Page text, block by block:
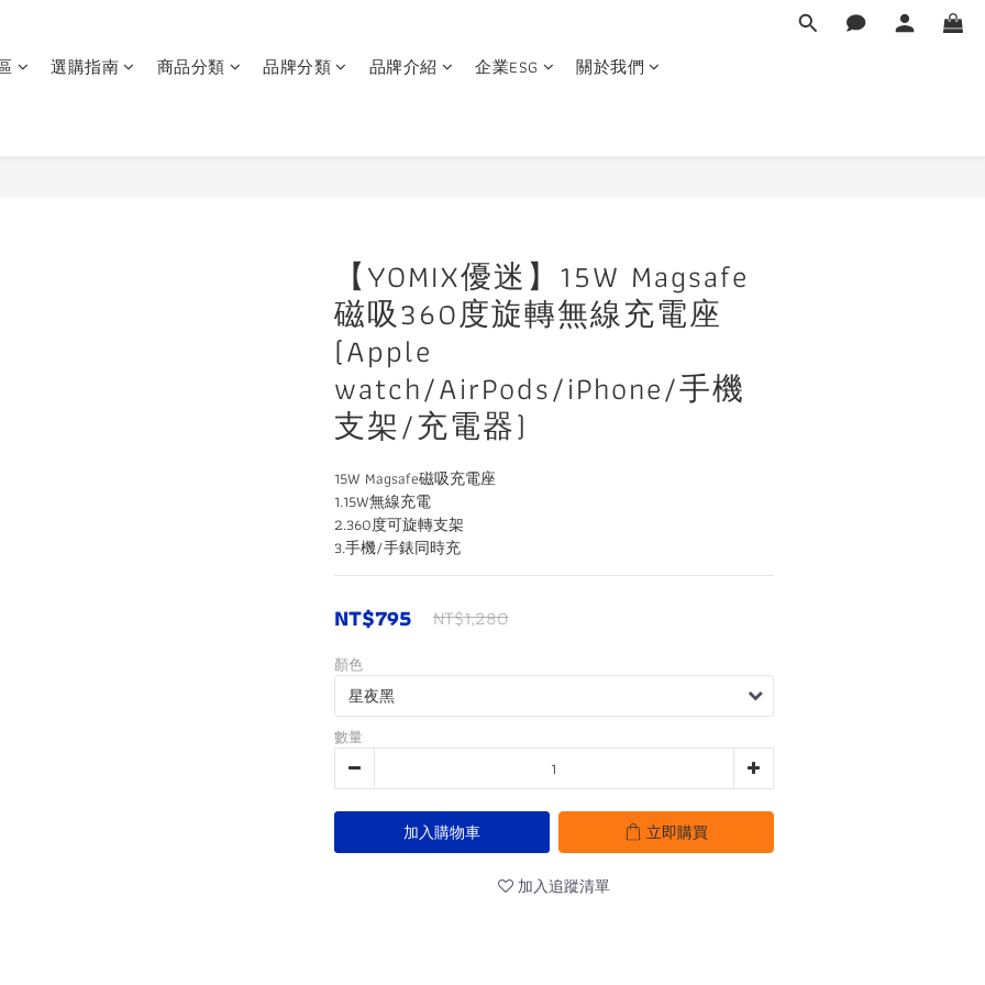
選購指南 商品分類 品牌分類 品牌介紹 企業ESG 關於我們
【YOMIX優迷】15W Magsafe
磁吸360度旋轉無線充電座
(Apple
watch/AirPods/iPhone/手機
支架/充電器)
15W Magsafe磁吸充電座
1.15W無線充電
2.360度可旋轉支架
3.手機/手錶同時充
NT$795 NT$1,280
顏色
數量
加入購物車 立即購買
加入追蹤清單